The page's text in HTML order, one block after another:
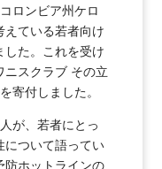
ロンビア州ケロ
えている若者向け
た。これを受け
ニスクラブ その立
寄付しました。
が、若者にとっ
について語ってい
ホットラインの